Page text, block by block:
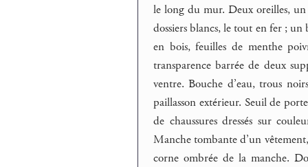
le long du mur. Deux oreilles,
dossiers blancs, le tout en fer ;
en bois, feuilles de menthe
transparence barrée de deux
ventre. Bouche d’eau, trous
paillasson extérieur. Seuil de
de chaussures dressés sur
Manche tombante d’un
corne ombrée de la manche.